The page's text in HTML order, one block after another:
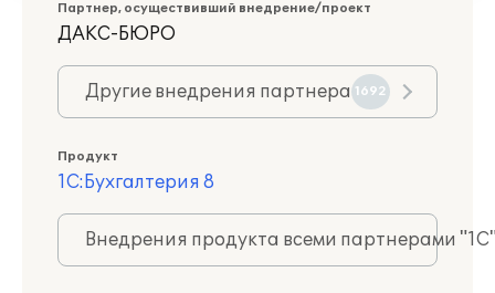
Партнер, осуществивший внедрение/проект
ДАКС-БЮРО
Другие внедрения партнера 1692
Продукт
1С:Бухгалтерия 8
Внедрения продукта всеми партнерами